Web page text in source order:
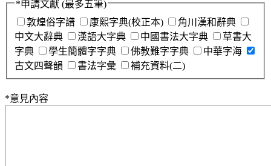
*申請文獻 (最多五筆)
敦煌俗字譜
康熙字典(校正本)
角川漢和辭典
中文大辭典
漢語大字典 中國書法大字典
草書大
字典
學生簡體字字典 佛教難字字典
中華字海
古文四聲韻
書法字彙 補充資料(二)
*意見內容